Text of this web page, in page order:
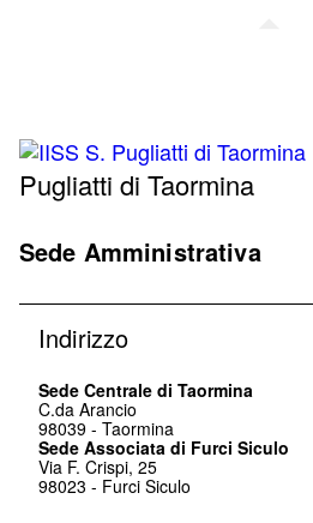
Pugliatti di Taormina
Sede Amministrativa
Indirizzo
Sede Centrale di Taormina
C.da Arancio
98039 - Taormina
Sede Associata di Furci Siculo
Via F. Crispi, 25
98023 - Furci Siculo